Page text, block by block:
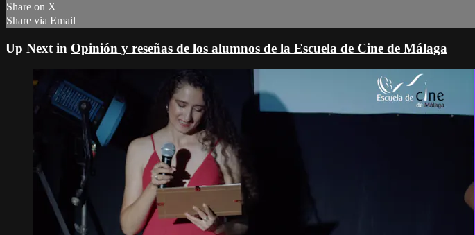
Share on X
Share via Email
Up Next in Opinión y reseñas de los alumnos de la Escuela de Cine de Málaga